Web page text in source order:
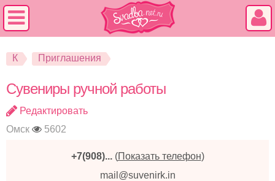
К Приглашения
Сувениры ручной работы
Редактировать
Омск
5602
+7(908)... (Показать телефон)
mail@suvenirk.in